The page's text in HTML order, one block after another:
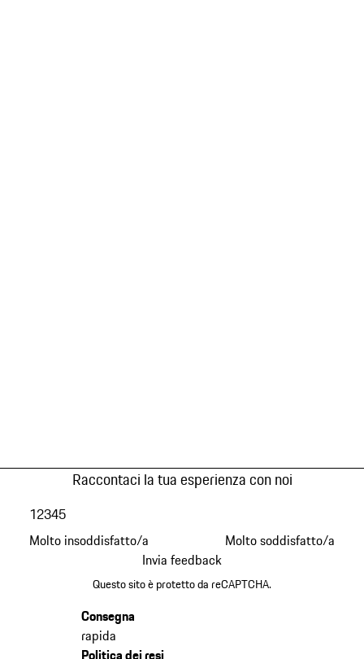
Raccontaci la tua esperienza con noi
Molto insoddisfatto/a
12345
Molto soddisfatto/a
Invia feedback
Questo sito è protetto da reCAPTCHA.
Consegna
rapida
Politica dei resi